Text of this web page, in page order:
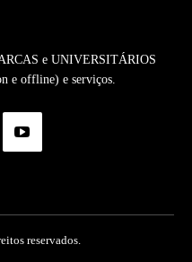
e UNIVERSITÁRIOS
e offline) e serviços.
reservados.